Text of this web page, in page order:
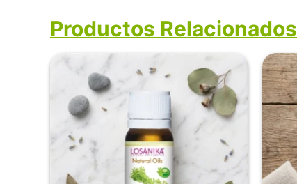
Productos Relacionados